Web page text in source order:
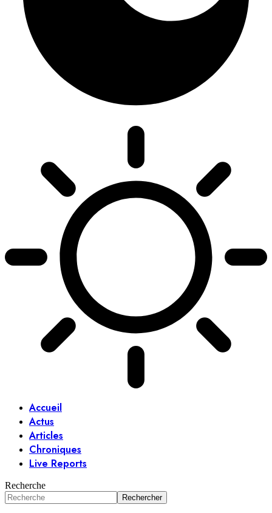
Accueil
Actus
Articles
Chroniques
Live Reports
Recherche